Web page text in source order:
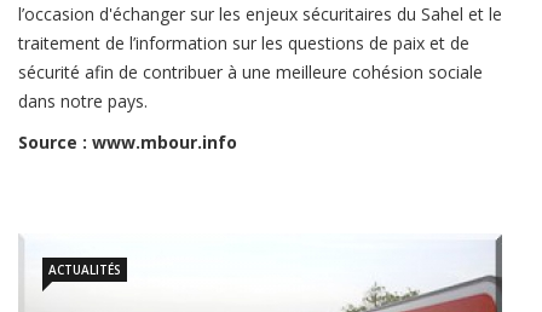
l’occasion d'échanger sur les enjeux sécuritaires du Sahel et le
traitement de l’information sur les questions de paix et de
sécurité afin de contribuer à une meilleure cohésion sociale
dans notre pays.
Source : www.mbour.info
ACTUALITÉS